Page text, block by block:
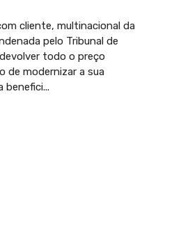
cliente, multinacional da
pelo Tribunal de
todo o preço
de modernizar a sua
benefici...